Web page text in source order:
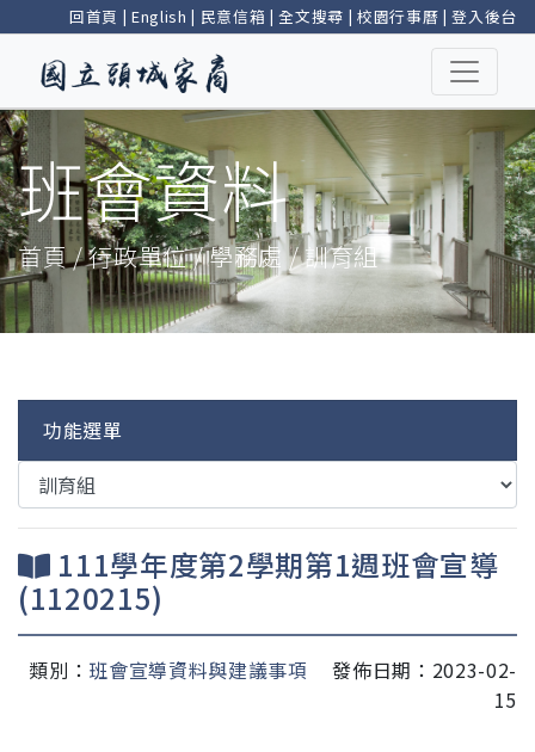
回首頁 | English | 民意信箱 |全文搜尋 | 校園行事曆 |登入後台
班會資料
首頁 / 行政單位 / 學務處 / 訓育組
功能選單
111學年度第2學期第1週班會宣導
(1120215)
類別： 班會宣導資料與建議事項
發佈日期：2023-02-
15